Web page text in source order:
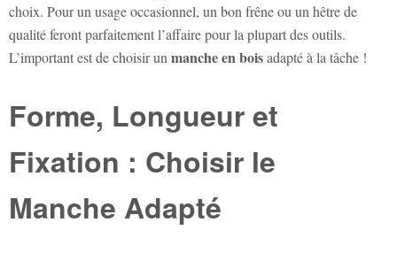
choix. Pour un usage occasionnel, un bon frêne ou un hêtre de
qualité feront parfaitement l’affaire pour la plupart des outils.
L’important est de choisir un manche en boisadapté à la tâche !
Forme, Longueur et
Fixation : Choisir le
Manche Adapté